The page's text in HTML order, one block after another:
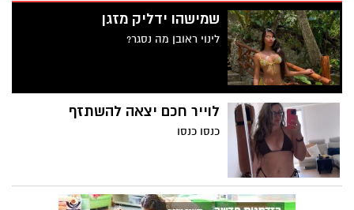
שמישהו ידליק מזגן
לינוי ראובן מה נסגר?
לוייר חכם יצאה להשתזף
כנסו כנסו